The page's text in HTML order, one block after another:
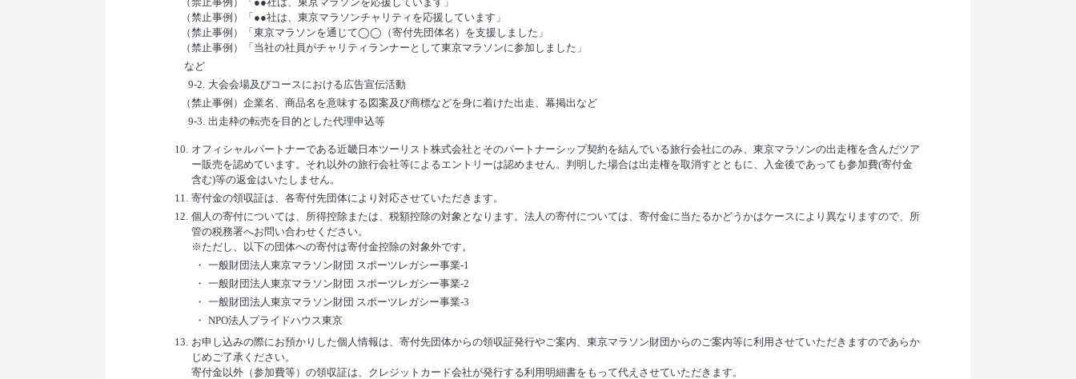
（禁止事例）「●●社は、東京マラソンチャリティを応援しています」
（禁止事例）「東京マラソンを通じて◯◯（寄付先団体名）を支援しました」
（禁止事例）「当社の社員がチャリティランナーとして東京マラソンに参加しました」
など
9-2. 大会会場及びコースにおける広告宣伝活動
（禁止事例）企業名、商品名を意味する図案及び商標などを身に着けた出走、幕掲出など
9-3. 出走枠の転売を目的とした代理申込等
10. オフィシャルパートナーである近畿日本ツーリスト株式会社とそのパートナーシップ契約を結んでいる旅行会社にのみ、東京マラソンの出走権を含んだツア
ー販売を認めています。それ以外の旅行会社等によるエントリーは認めません。判明した場合は出走権を取消すとともに、入金後であっても参加費(寄付金
含む)等の返金はいたしません。
11. 寄付金の領収証は、各寄付先団体により対応させていただきます。
12. 個人の寄付については、所得控除または、税額控除の対象となります。法人の寄付については、寄付金に当たるかどうかはケースにより異なりますので、所
管の税務署へお問い合わせください。
※ただし、以下の団体への寄付は寄付金控除の対象外です。
・ 一般財団法人東京マラソン財団 スポーツレガシー事業-1
・ 一般財団法人東京マラソン財団 スポーツレガシー事業-2
・ 一般財団法人東京マラソン財団 スポーツレガシー事業-3
・ NPO法人プライドハウス東京
13. お申し込みの際にお預かりした個人情報は、寄付先団体からの領収証発行やご案内、東京マラソン財団からのご案内等に利用させていただきますのであらか
じめご了承ください。
寄付金以外（参加費等）の領収証は、クレジットカード会社が発行する利用明細書をもって代えさせていただきます。